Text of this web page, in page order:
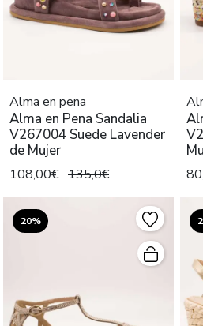
Alma en pena
Alma en Pena Sandalia
V267004 Suede Lavender
de Mujer
108,00€ 135,0€
20%